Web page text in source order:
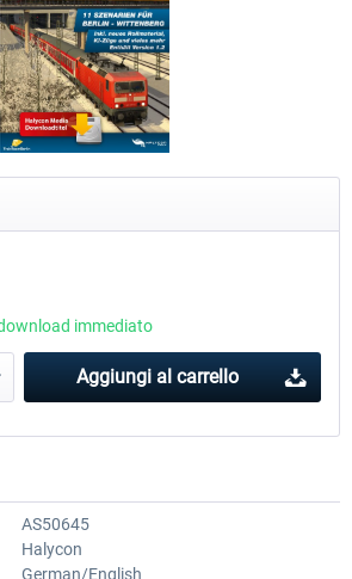
U1 &
Railworks Szenario-Pack
immediato
Aggiungi al carrello
AS50645
Halycon
German/English